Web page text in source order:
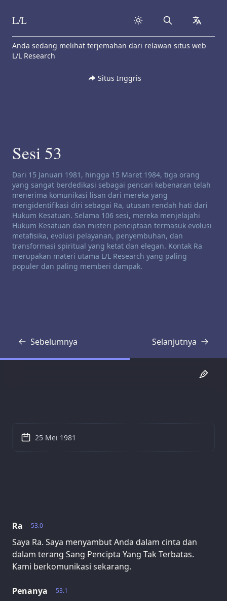
Skip to content
L/L Search
Anda sedang melihat terjemahan dari relawan situs web
L/L Research
Situs Inggris
Sesi 53
Penafian saluran:
Dari 15 Januari 1981, hingga 15 Maret 1984, tiga orang
yang sangat berdedikasi sebagai pencari kebenaran telah
menerima komunikasi lisan dari mereka yang
mengidentifikasi diri sebagai Ra, utusan rendah hati dari
Hukum Kesatuan. Selama 106 sesi, mereka menjelajahi
Hukum Kesatuan dan misteri penciptaan termasuk evolusi
metafisika, evolusi pelayanan, penyembuhan, dan
transformasi spiritual yang ketat dan elegan. Kontak Ra
merupakan materi utama L/L Research yang paling
populer dan paling memberi dampak.
Sebelumnya
Transkrip Selanjutnya
Transkrip
53.0
Ra
Saya Ra. Saya menyambut Anda dalam cinta dan
dalam terang Sang Pencipta Yang Tak Terbatas.
Kami berkomunikasi sekarang.
53.1
Penanya
25 Mei 1981